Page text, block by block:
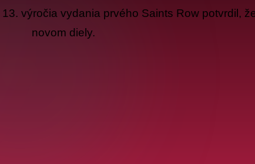
výročia vydania prvého Saints Row potvrdil,
novom diely.